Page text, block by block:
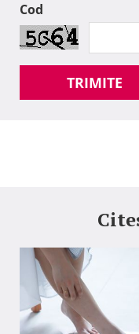
Cod
TRIMITE